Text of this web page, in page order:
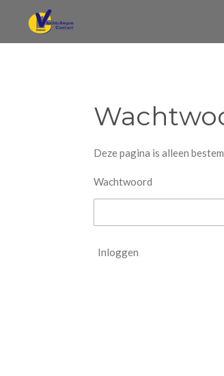
direct
Deze pagina is alleen
Wachtwoord
Inloggen